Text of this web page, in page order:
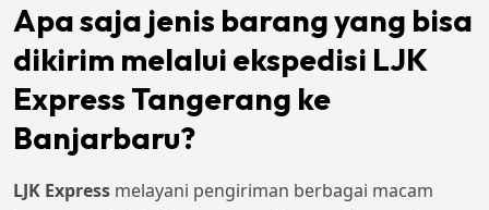
Apa saja jenis barang yang bisa
dikirim melalui ekspedisi LJK
Express Tangerang ke
Banjarbaru?
LJK Express melayani pengiriman berbagai macam